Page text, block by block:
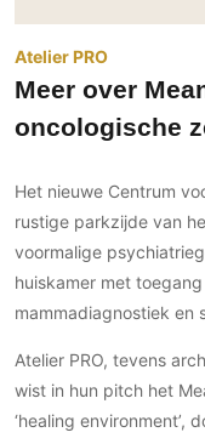
Keukenaccessoires
Keukenkranen
Ramen en deuren
Binnendeuren
Aluminium deuren
Stalen deuren
Systeemwanden
3D visualisaties
Gevel
Gevelbekleding
Houten
Stucwerk
Schilderwerk buiten
Natuursteen en
buitenvloeren
Vlonders
Zonwering
Zonwering buiten
Tuin
Villa
Zwembad
Horeca
Kantoor
Atelier PRO
Meer over
oncologische
Het nieuwe Centrum
rustige parkzijde van
voormalige
huiskamer met
mammadiagnostiek en
Atelier PRO, tevens
wist in hun pitch het
‘healing environment’,